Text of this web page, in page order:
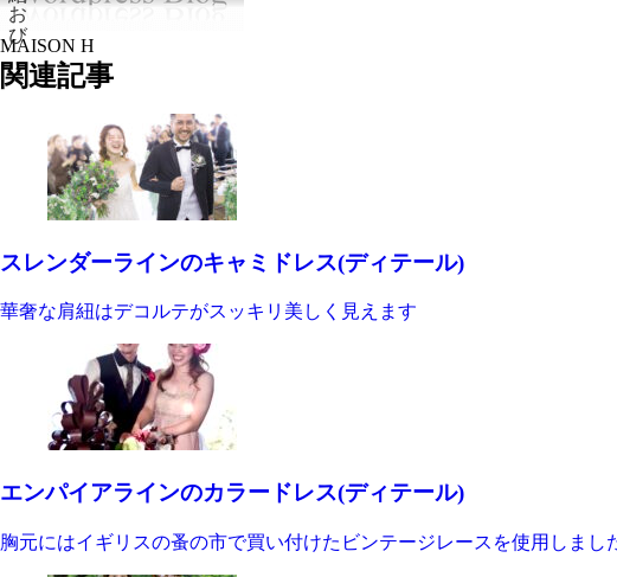
MAISON H
関連記事
スレンダーラインのキャミドレス(ディテール)
華奢な肩紐はデコルテがスッキリ美しく見えます
エンパイアラインのカラードレス(ディテール)
胸元にはイギリスの蚤の市で買い付けたビンテージレースを使用しま